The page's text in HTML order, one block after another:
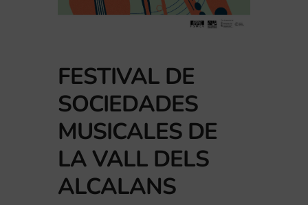
FESTIVAL DE
SOCIEDADES
MUSICALES DE
LA VALL DELS
ALCALANS